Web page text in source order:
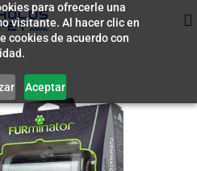
para ofrecerle una
visitante. Al hacer clic en
cookies de acuerdo con
Aceptar